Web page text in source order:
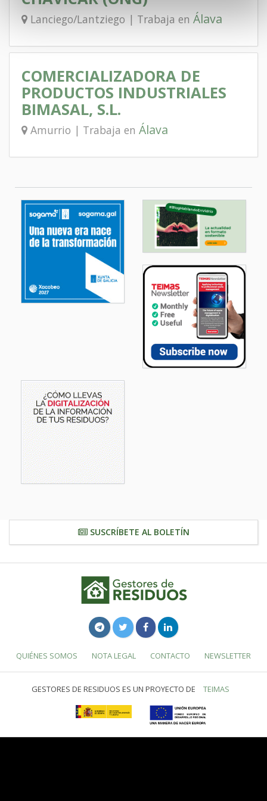
Lanciego/Lantziego | Trabaja en Álava
COMERCIALIZADORA DE
PRODUCTOS INDUSTRIALES
BIMASAL, S.L.
Amurrio | Trabaja en Álava
SUSCRÍBETE AL BOLETÍN
QUIÉNES SOMOS NOTA LEGAL CONTACTO NEWSLETTER
GESTORES DE RESIDUOS ES UN PROYECTO DE TEIMAS